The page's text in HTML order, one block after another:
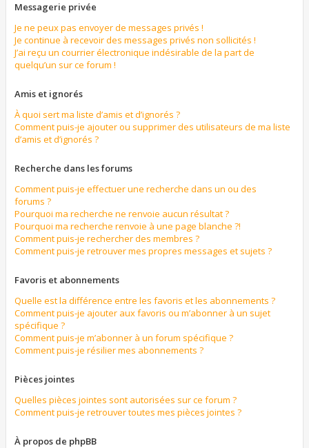
Messagerie privée
Je ne peux pas envoyer de messages privés !
Je continue à recevoir des messages privés non sollicités !
J’ai reçu un courrier électronique indésirable de la part de
quelqu’un sur ce forum !
Amis et ignorés
À quoi sert ma liste d’amis et d’ignorés ?
Comment puis-je ajouter ou supprimer des utilisateurs de ma liste
d’amis et d’ignorés ?
Recherche dans les forums
Comment puis-je effectuer une recherche dans un ou des
forums ?
Pourquoi ma recherche ne renvoie aucun résultat ?
Pourquoi ma recherche renvoie à une page blanche ?!
Comment puis-je rechercher des membres ?
Comment puis-je retrouver mes propres messages et sujets ?
Favoris et abonnements
Quelle est la différence entre les favoris et les abonnements ?
Comment puis-je ajouter aux favoris ou m’abonner à un sujet
spécifique ?
Comment puis-je m’abonner à un forum spécifique ?
Comment puis-je résilier mes abonnements ?
Pièces jointes
Quelles pièces jointes sont autorisées sur ce forum ?
Comment puis-je retrouver toutes mes pièces jointes ?
À propos de phpBB